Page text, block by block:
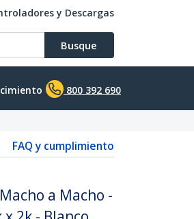
y Descargas
Busque
800 392 690
FAQ y cumplimiento
a Macho -